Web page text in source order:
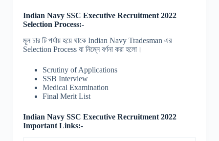
Indian Navy SSC Executive Recruitment 2022
Selection Process:-
মূল চার টি পর্যায় হয়ে থাকে Indian Navy Tradesman এর
Selection Process যা নিম্নে বর্ণনা করা হলো।
Scrutiny of Applications
SSB Interview
Medical Examination
Final Merit List
Indian Navy SSC Executive Recruitment 2022
Important Links:-